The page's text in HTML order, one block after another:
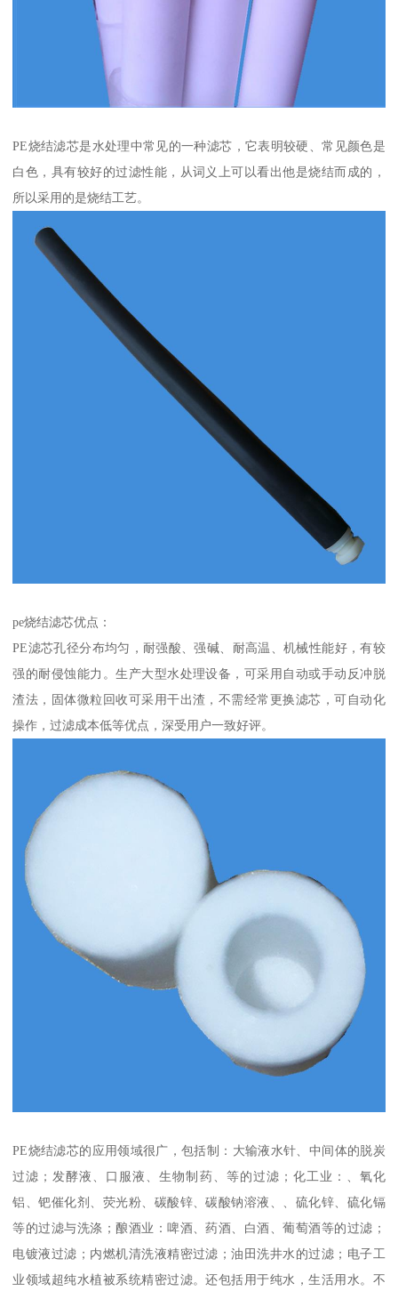
PE烧结滤芯是水处理中常见的一种滤芯，它表明较硬、常见颜色是
白色，具有较好的过滤性能，从词义上可以看出他是烧结而成的，
所以采用的是烧结工艺。
pe烧结滤芯优点：
PE滤芯孔径分布均匀，耐强酸、强碱、耐高温、机械性能好，有较
强的耐侵蚀能力。生产大型水处理设备，可采用自动或手动反冲脱
渣法，固体微粒回收可采用干出渣，不需经常更换滤芯，可自动化
操作，过滤成本低等优点，深受用户一致好评。
PE烧结滤芯的应用领域很广，包括制：大输液水针、中间体的脱炭
过滤；发酵液、口服液、生物制药、等的过滤；化工业：、氧化
铝、钯催化剂、荧光粉、碳酸锌、碳酸钠溶液、、硫化锌、硫化镉
等的过滤与洗涤；酿酒业：啤酒、药酒、白酒、葡萄酒等的过滤；
电镀液过滤；内燃机清洗液精密过滤；油田洗井水的过滤；电子工
业领域超纯水植被系统精密过滤。还包括用于纯水，生活用水。不